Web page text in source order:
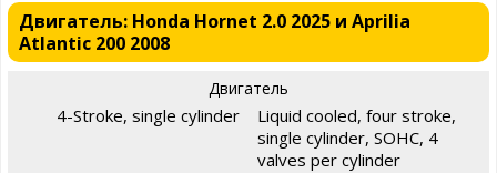
Двигатель: Honda Hornet 2.0 2025 и Aprilia
Atlantic 200 2008
Двигатель
4-Stroke, single cylinder
Liquid cooled, four stroke,
single cylinder, SOHC, 4
valves per cylinder